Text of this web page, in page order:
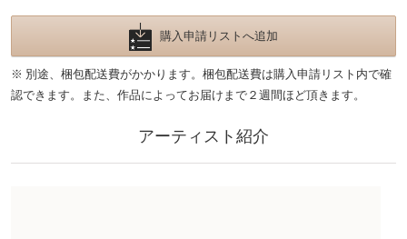
購入申請リストへ追加
※ 別途、梱包配送費がかかります。梱包配送費は購入申請リスト内で確
認できます。また、作品によってお届けまで２週間ほど頂きます。
アーティスト紹介